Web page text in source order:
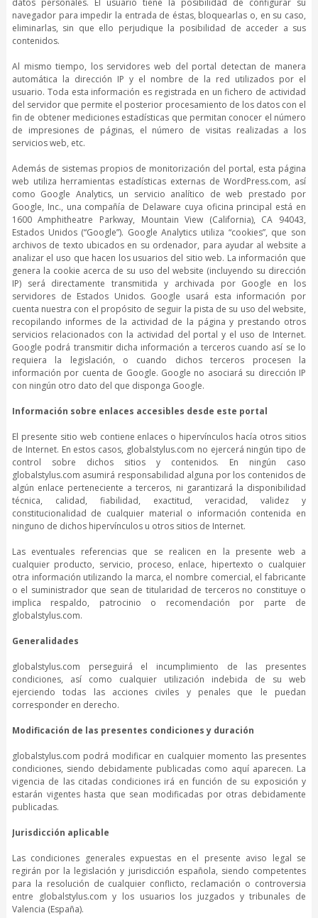
navegador para impedir la entrada de éstas, bloquearlas o, en su caso,
eliminarlas, sin que ello perjudique la posibilidad de acceder a sus
contenidos.
Al mismo tiempo, los servidores web del portal detectan de manera
automática la dirección IP y el nombre de la red utilizados por el
usuario. Toda esta información es registrada en un fichero de actividad
del servidor que permite el posterior procesamiento de los datos con el
fin de obtener mediciones estadísticas que permitan conocer el número
de impresiones de páginas, el número de visitas realizadas a los
servicios web, etc.
Además de sistemas propios de monitorización del portal, esta página
web utiliza herramientas estadísticas externas de WordPress.com, así
como Google Analytics, un servicio analítico de web prestado por
Google, Inc., una compañía de Delaware cuya oficina principal está en
1600 Amphitheatre Parkway, Mountain View (California), CA 94043,
Estados Unidos (“Google”). Google Analytics utiliza “cookies”, que son
archivos de texto ubicados en su ordenador, para ayudar al website a
analizar el uso que hacen los usuarios del sitio web. La información que
genera la cookie acerca de su uso del website (incluyendo su dirección
IP) será directamente transmitida y archivada por Google en los
servidores de Estados Unidos. Google usará esta información por
cuenta nuestra con el propósito de seguir la pista de su uso del website,
recopilando informes de la actividad de la página y prestando otros
servicios relacionados con la actividad del portal y el uso de Internet.
Google podrá transmitir dicha información a terceros cuando así se lo
requiera la legislación, o cuando dichos terceros procesen la
información por cuenta de Google. Google no asociará su dirección IP
con ningún otro dato del que disponga Google.
Información sobre enlaces accesibles desde este portal
El presente sitio web contiene enlaces o hipervínculos hacía otros sitios
de Internet. En estos casos, globalstylus.com no ejercerá ningún tipo de
control sobre dichos sitios y contenidos. En ningún caso
globalstylus.com asumirá responsabilidad alguna por los contenidos de
algún enlace perteneciente a terceros, ni garantizará la disponibilidad
técnica, calidad, fiabilidad, exactitud, veracidad, validez y
constitucionalidad de cualquier material o información contenida en
ninguno de dichos hipervínculos u otros sitios de Internet.
Las eventuales referencias que se realicen en la presente web a
cualquier producto, servicio, proceso, enlace, hipertexto o cualquier
otra información utilizando la marca, el nombre comercial, el fabricante
o el suministrador que sean de titularidad de terceros no constituye o
implica respaldo, patrocinio o recomendación por parte de
globalstylus.com.
Generalidades
globalstylus.com perseguirá el incumplimiento de las presentes
condiciones, así como cualquier utilización indebida de su web
ejerciendo todas las acciones civiles y penales que le puedan
corresponder en derecho.
Modificación de las presentes condiciones y duración
globalstylus.com podrá modificar en cualquier momento las presentes
condiciones, siendo debidamente publicadas como aquí aparecen. La
vigencia de las citadas condiciones irá en función de su exposición y
estarán vigentes hasta que sean modificadas por otras debidamente
publicadas.
Jurisdicción aplicable
Las condiciones generales expuestas en el presente aviso legal se
regirán por la legislación y jurisdicción española, siendo competentes
para la resolución de cualquier conflicto, reclamación o controversia
entre globalstylus.com y los usuarios los juzgados y tribunales de
Valencia (España).